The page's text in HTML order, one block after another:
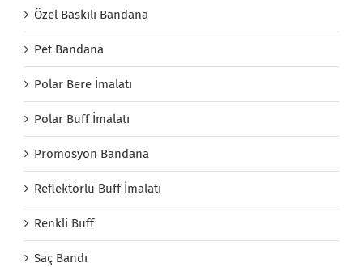
Özel Baskılı Bandana
Pet Bandana
Polar Bere İmalatı
Polar Buff İmalatı
Promosyon Bandana
Reflektörlü Buff İmalatı
Renkli Buff
Saç Bandı